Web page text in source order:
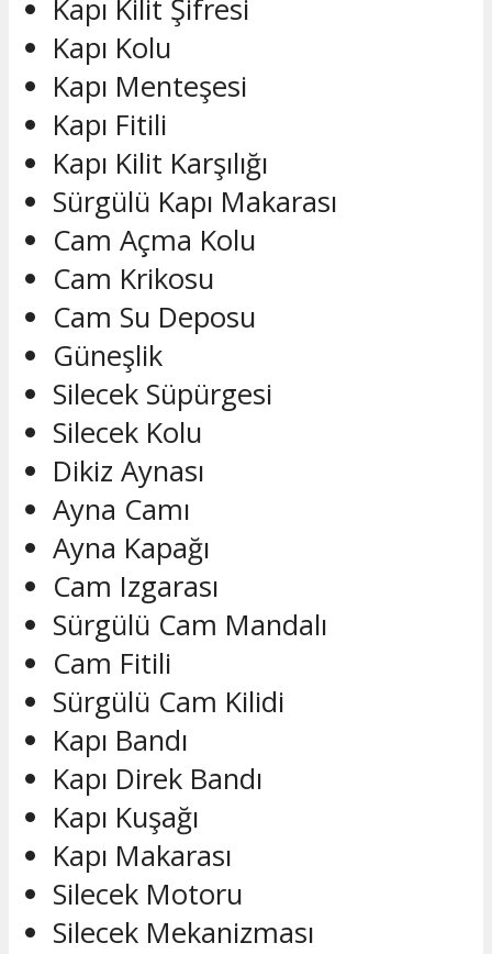
Kapı Kilit Şifresi
Kapı Kolu
Kapı Menteşesi
Kapı Fitili
Kapı Kilit Karşılığı
Sürgülü Kapı Makarası
Cam Açma Kolu
Cam Krikosu
Cam Su Deposu
Güneşlik
Silecek Süpürgesi
Silecek Kolu
Dikiz Aynası
Ayna Camı
Ayna Kapağı
Cam Izgarası
Sürgülü Cam Mandalı
Cam Fitili
Sürgülü Cam Kilidi
Kapı Bandı
Kapı Direk Bandı
Kapı Kuşağı
Kapı Makarası
Silecek Motoru
Silecek Mekanizması